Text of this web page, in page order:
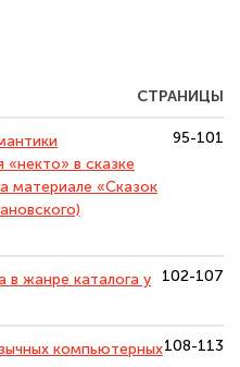
СТРАНИЦЫ
в сказке
материале «Сказок
95-101
в жанре каталога у
102-107
компьютерных108-113